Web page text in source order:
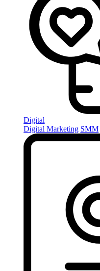
Digital
Digital Marketing SMM